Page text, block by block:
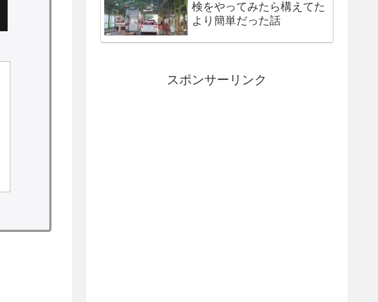
検をやってみたら構えてた
より簡単だった話
スポンサーリンク